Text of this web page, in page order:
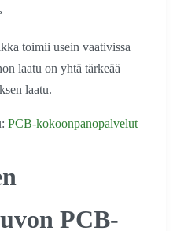
toimii usein vaativissa
laatu on yhtä tärkeää
laatu.
PCB-kokoonpanopalvelut
PCB-